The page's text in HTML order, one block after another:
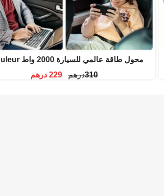
Onduleur محول طاقة عالمي للسيارة 2000 واط
229 درهم 310درهم